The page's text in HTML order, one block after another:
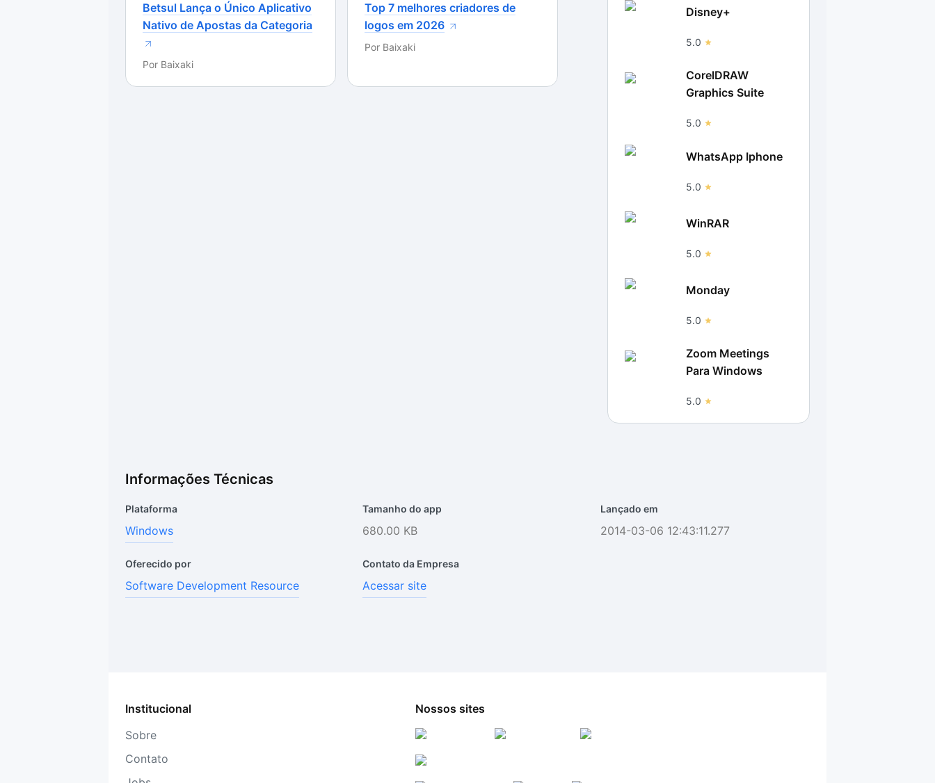
Betsul Lança o Único Aplicativo
Nativo de Apostas da Categoria
Por Baixaki
Top 7 melhores criadores de
logos em 2026
Por Baixaki
Disney+
5.0
CorelDRAW
Graphics Suite
5.0
WhatsApp Iphone
5.0
WinRAR
5.0
Monday
5.0
Zoom Meetings
Para Windows
5.0
Informações Técnicas
Plataforma
Windows
Tamanho do app
680.00 KB
Lançado em
2014-03-06 12:43:11.277
Oferecido por
Software Development Resource
Contato da Empresa
Acessar site
Institucional
Sobre
Contato
Nossos sites